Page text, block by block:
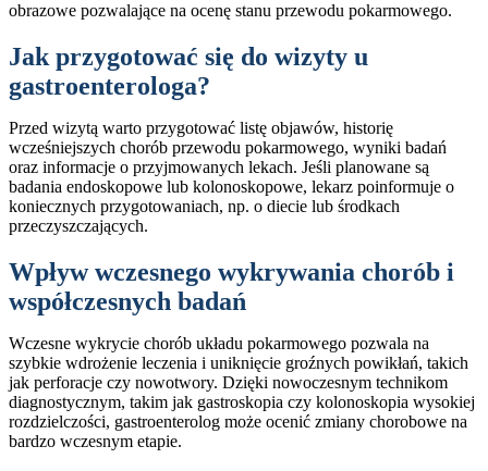
obrazowe pozwalające na ocenę stanu przewodu pokarmowego.
Jak przygotować się do wizyty u
gastroenterologa?
Przed wizytą warto przygotować listę objawów, historię
wcześniejszych chorób przewodu pokarmowego, wyniki badań
oraz informacje o przyjmowanych lekach. Jeśli planowane są
badania endoskopowe lub kolonoskopowe, lekarz poinformuje o
koniecznych przygotowaniach, np. o diecie lub środkach
przeczyszczających.
Wpływ wczesnego wykrywania chorób i
współczesnych badań
Wczesne wykrycie chorób układu pokarmowego pozwala na
szybkie wdrożenie leczenia i uniknięcie groźnych powikłań, takich
jak perforacje czy nowotwory. Dzięki nowoczesnym technikom
diagnostycznym, takim jak gastroskopia czy kolonoskopia wysokiej
rozdzielczości, gastroenterolog może ocenić zmiany chorobowe na
bardzo wczesnym etapie.